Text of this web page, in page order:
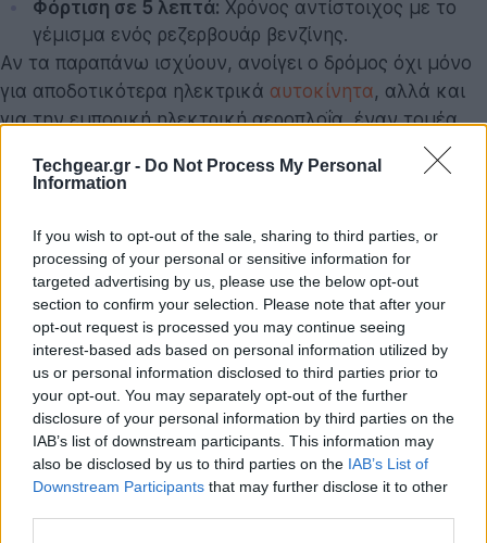
Techgear.gr - Do Not Process My Personal
Information
If you wish to opt-out of the sale, sharing to third parties, or
processing of your personal or sensitive information for
targeted advertising by us, please use the below opt-out
section to confirm your selection. Please note that after your
opt-out request is processed you may continue seeing
interest-based ads based on personal information utilized by
us or personal information disclosed to third parties prior to
your opt-out. You may separately opt-out of the further
disclosure of your personal information by third parties on the
IAB’s list of downstream participants. This information may
also be disclosed by us to third parties on the IAB’s List of
Downstream Participants that may further disclose it to other
Φόρτιση σε 5 λεπτά: Χρόνος αντίστοιχος με το
γέμισμα ενός ρεζερβουάρ βενζίνης.
Αν τα παραπάνω ισχύουν, ανοίγει ο δρόμος όχι μόνο
για αποδοτικότερα ηλεκτρικά αυτοκίνητα, αλλά και
για την εμπορική ηλεκτρική αεροπλοΐα, έναν τομέα
που μέχρι σήμερα ασφυκτιούσε λόγω του βάρους των
μπαταριών.
Η εταιρεία κρατά τα χαρτιά της κλειστά όσον αφορά
τη χημική σύσταση, αποκαλύπτοντας μόνο ότι δεν
χρησιμοποιεί λίθιο ή άλλα σπάνια μέταλλα. Ωστόσο,
μια προσεκτική ματιά στο παρασκήνιο αποκαλύπτει
ενδιαφέρουσες συνδέσεις. Η έρευνα οδηγεί στη
φινλανδική startup νανοτεχνολογίαςNordic Nano
την επιστήμοναDr. Bela Bhuskute , στην οποία η
Donut Lab επένδυσε πρόσφατα.